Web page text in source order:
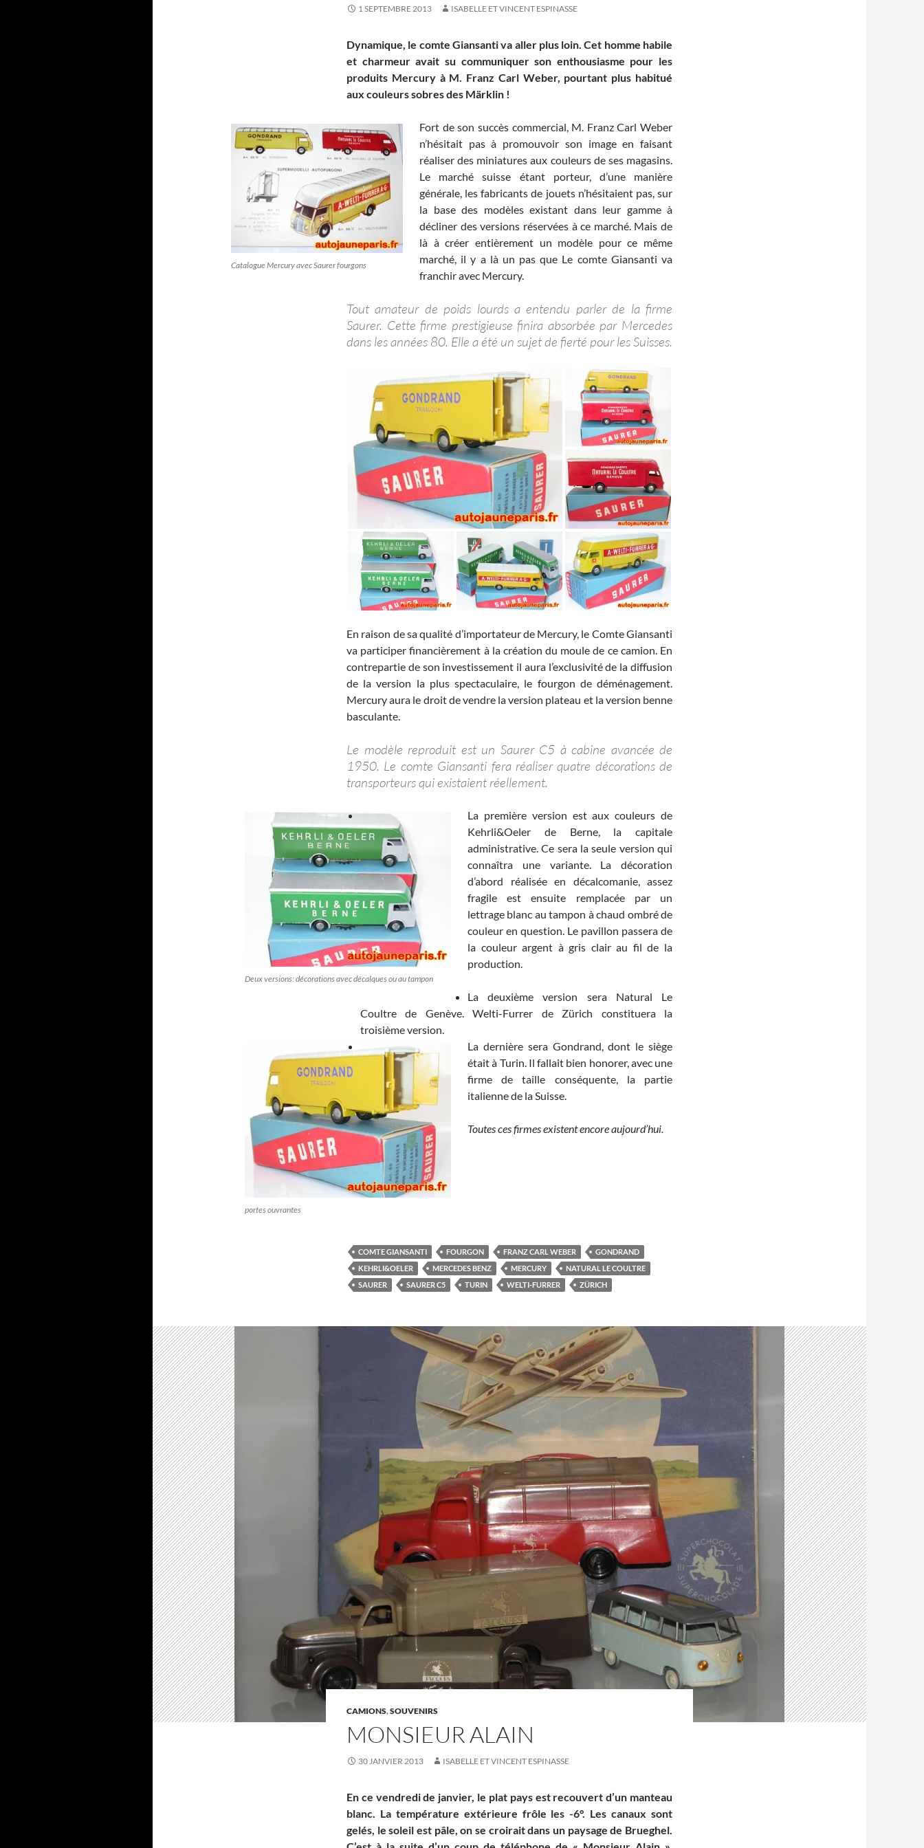
1 SEPTEMBRE 2013 ISABELLE ET VINCENT ESPINASSE
Dynamique, le comte Giansanti va aller plus loin. Cet homme habile
et charmeur avait su communiquer son enthousiasme pour les
produits Mercury à M. Franz Carl Weber, pourtant plus habitué
aux couleurs sobres des Märklin !
Catalogue Mercury avec Saurer fourgons
Fort de son succès commercial, M. Franz Carl Weber
n’hésitait pas à promouvoir son image en faisant
réaliser des miniatures aux couleurs de ses magasins.
Le marché suisse étant porteur, d’une manière
générale, les fabricants de jouets n’hésitaient pas, sur
la base des modèles existant dans leur gamme à
décliner des versions réservées à ce marché. Mais de
là à créer entièrement un modèle pour ce même
marché, il y a là un pas que Le comte Giansanti va
franchir avec Mercury.
Tout amateur de poids lourds a entendu parler de la firme
Saurer. Cette firme prestigieuse finira absorbée par Mercedes
dans les années 80. Elle a été un sujet de fierté pour les Suisses.
En raison de sa qualité d’importateur de Mercury, le Comte Giansanti
va participer financièrement à la création du moule de ce camion. En
contrepartie de son investissement il aura l’exclusivité de la diffusion
de la version la plus spectaculaire, le fourgon de déménagement.
Mercury aura le droit de vendre la version plateau et la version benne
basculante.
Le modèle reproduit est un Saurer C5 à cabine avancée de
1950. Le comte Giansanti fera réaliser quatre décorations de
transporteurs qui existaient réellement.
Deux versions: décorations avec décalques ou au tampon
La première version est aux couleurs de
Kehrli&Oeler de Berne, la capitale
administrative. Ce sera la seule version qui
connaîtra une variante. La décoration
d’abord réalisée en décalcomanie, assez
fragile est ensuite remplacée par un
lettrage blanc au tampon à chaud ombré de
couleur en question. Le pavillon passera de
la couleur argent à gris clair au fil de la
production.
La deuxième version sera Natural Le
Coultre de Genève. Welti-Furrer de Zürich constituera la
troisième version.
portes ouvrantes
La dernière sera Gondrand, dont le siège
était à Turin. Il fallait bien honorer, avec une
firme de taille conséquente, la partie
italienne de la Suisse.
Toutes ces firmes existent encore aujourd’hui.
COMTE GIANSANTI FOURGON FRANZ CARL WEBER
GONDRAND
KEHRLI&OELER
MERCEDES BENZ MERCURY
NATURAL LE COULTRE
SAURER
SAURER C5 TURIN WELTI-FURRER ZÜRICH
CAMIONS,SOUVENIRS
MONSIEUR ALAIN
30 JANVIER 2013 ISABELLE ET VINCENT ESPINASSE
En ce vendredi de janvier, le plat pays est recouvert d’un manteau
blanc. La température extérieure frôle les -6°. Les canaux sont
gelés, le soleil est pâle, on se croirait dans un paysage de Brueghel.